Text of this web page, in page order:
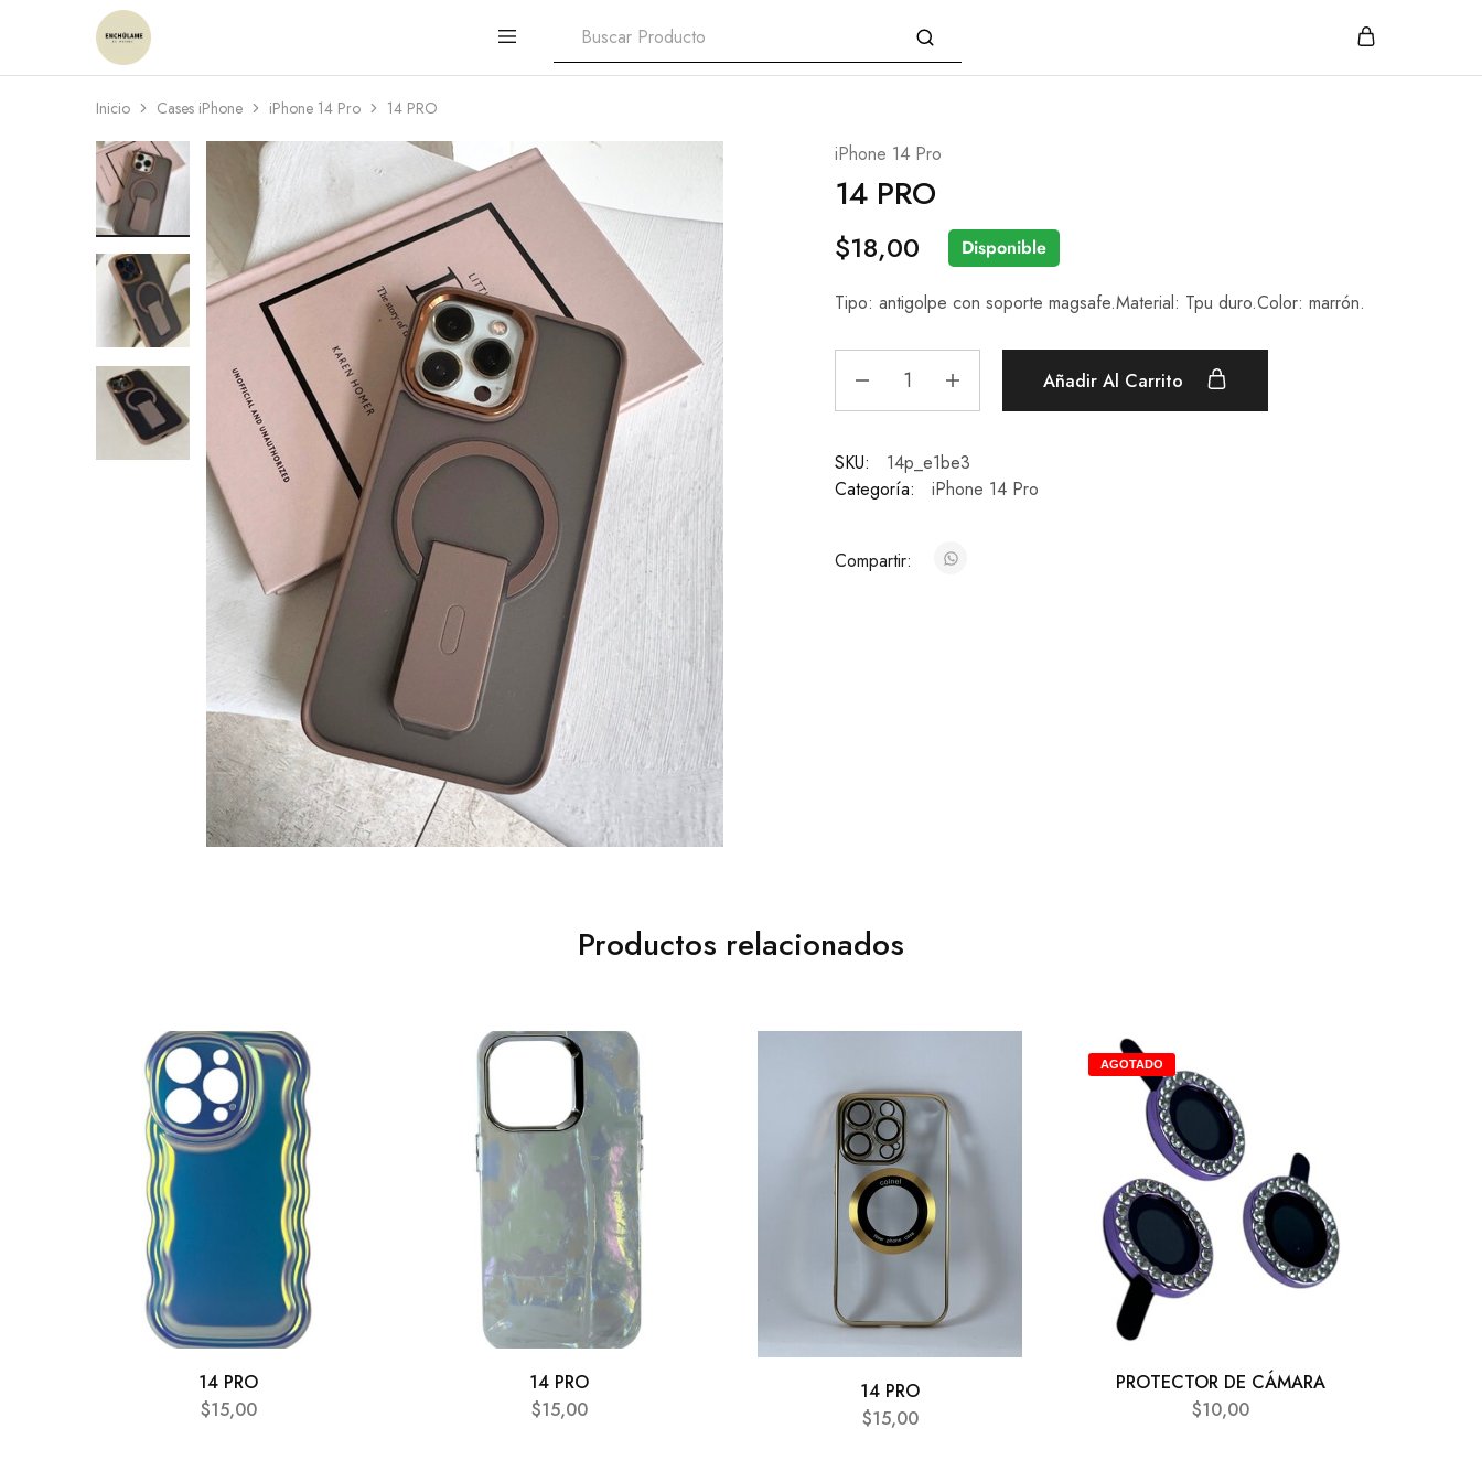
Enchulame
Tienda
Inicio Cases iPhone iPhone 14 Pro 14 PRO
iPhone 14 Pro
14 PRO
$18,00 Disponible
Tipo: antigolpe con soporte magsafe.Material: Tpu duro.Color: marrón.
Añadir Al Carrito
SKU:
14p_e1be3
Categoría:
iPhone 14 Pro
Compartir:
Productos relacionados
14 PRO
$15,00
14 PRO
$15,00
14 PRO
$15,00
AGOTADO
PROTECTOR DE CÁMARA
$10,00